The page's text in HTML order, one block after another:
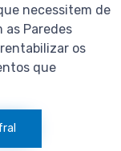
necessitem de
as Paredes
os
que